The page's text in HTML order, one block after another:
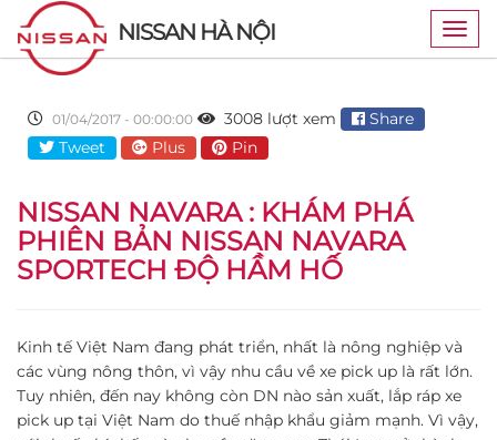
NISSAN HÀ NỘI
01/04/2017 - 00:00:00 3008 lượt xem
Share
Tweet
Plus Pin
NISSAN NAVARA : KHÁM PHÁ
PHIÊN BẢN NISSAN NAVARA
SPORTECH ĐỘ HẦM HỐ
Kinh tế Việt Nam đang phát triển, nhất là nông nghiệp và
các vùng nông thôn, vì vậy nhu cầu về xe pick up là rất lớn.
Tuy nhiên, đến nay không còn DN nào sản xuất, lắp ráp xe
pick up tại Việt Nam do thuế nhập khẩu giảm mạnh. Vì vậy,